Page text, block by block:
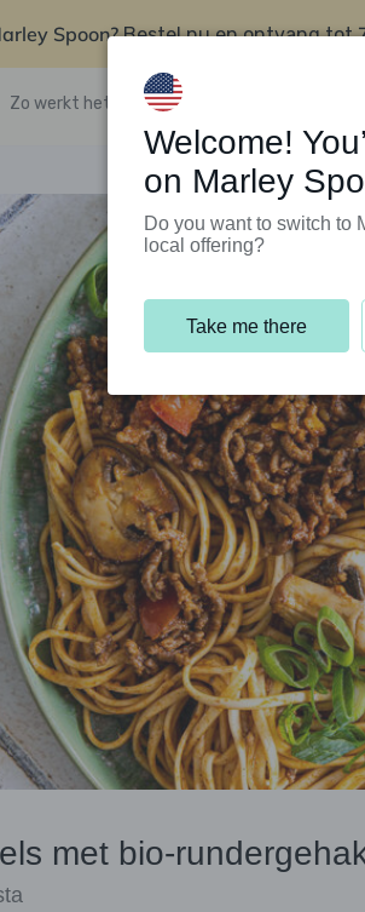
Spoon?Bestel nu en ontvang tot
Zo werkt het Klantenservice
met bio-
Welcome!
on Marley
Do you want to switch to
local offering?
Take me there